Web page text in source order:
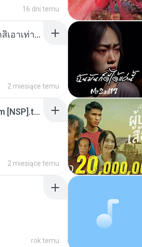
16 dni temu
ເຊົາຮ້ອງເຖົ້າຊິເອົາທໍ່ໃດ (เซาฮ้องเถ้าสิเอาเท่าใด) ບຸນເກີດ ຫນູຫ່ວງ ft. ໂສພາ ຈຸນທະລາ
2 miesiące temu
Tomodachi Life Living the Dream [NSP].torrent
2 miesiące temu
rok temu